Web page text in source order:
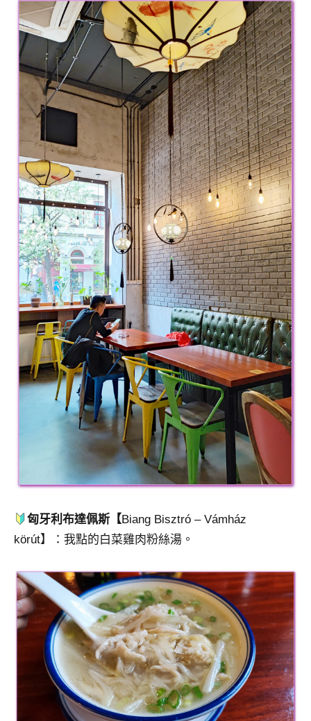
匈牙利布達佩斯【Biang Bisztró – Vámház
körút】：我點的白菜雞肉粉絲湯。